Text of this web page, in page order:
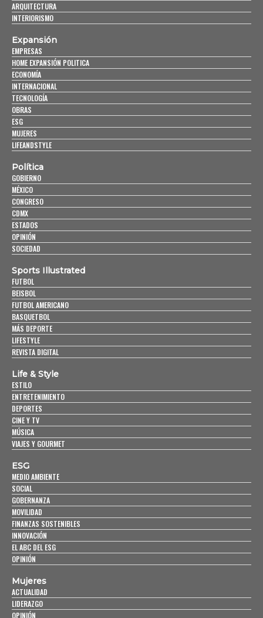
ARQUITECTURA
INTERIORISMO
Expansión
EMPRESAS
HOME EXPANSIÓN POLITICA
ECONOMÍA
INTERNACIONAL
TECNOLOGÍA
OBRAS
ESG
MUJERES
LIFEANDSTYLE
Política
GOBIERNO
MÉXICO
CONGRESO
CDMX
ESTADOS
OPINIÓN
SOCIEDAD
Sports Illustrated
FUTBOL
BEISBOL
FUTBOL AMERICANO
BASQUETBOL
MÁS DEPORTE
LIFESTYLE
REVISTA DIGITAL
Life & Style
ESTILO
ENTRETENIMIENTO
DEPORTES
CINE Y TV
MÚSICA
VIAJES Y GOURMET
ESG
MEDIO AMBIENTE
SOCIAL
GOBERNANZA
MOVILIDAD
FINANZAS SOSTENIBLES
INNOVACIÓN
EL ABC DEL ESG
OPINIÓN
Mujeres
ACTUALIDAD
LIDERAZGO
OPINIÓN